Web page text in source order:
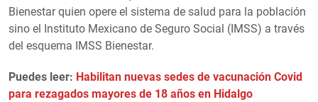
Bienestar quien opere el sistema de salud para la población
sino el Instituto Mexicano de Seguro Social (IMSS) a través
del esquema IMSS Bienestar.
Puedes leer: Habilitan nuevas sedes de vacunación Covid
para rezagados mayores de 18 años en Hidalgo